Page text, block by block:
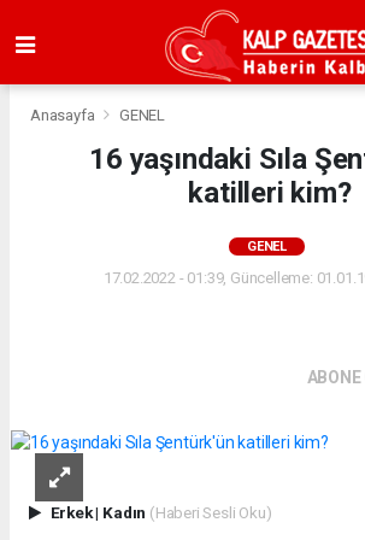
Anasayfa GENEL
16 yaşındaki Sıla
katilleri kim?
GENEL
17.02.2022 - 01:39, Güncelleme:
ABONE
Erkek| Kadın (Haberi Sesli Oku)